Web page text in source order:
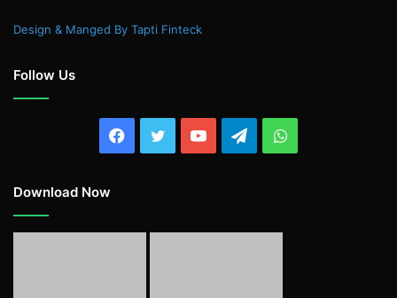
Design & Manged By Tapti Finteck
Follow Us
Facebook
TwitterYouTubeTelegramWhatsApp
Download Now